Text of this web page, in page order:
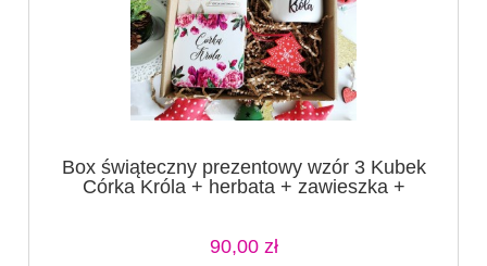
Box świąteczny prezentowy wzór 3 Kubek
Córka Króla + herbata + zawieszka +
90,00 zł